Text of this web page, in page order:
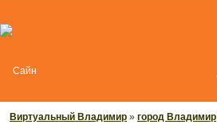
Виртуальный Владимир » город Владимир